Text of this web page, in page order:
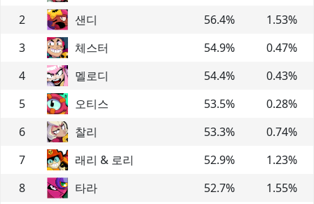
2
샌디 56.4% 1.53%
3
체스터 54.9% 0.47%
4
멜로디 54.4% 0.43%
5
오티스 53.5% 0.28%
6
찰리 53.3% 0.74%
7
래리 & 로리 52.9% 1.23%
8
타라 52.7% 1.55%